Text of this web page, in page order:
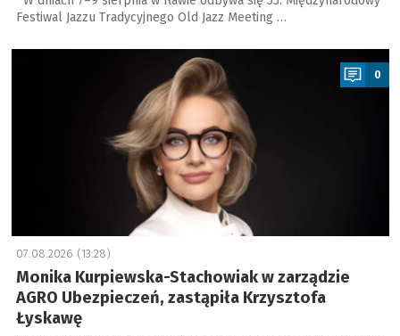
Festiwal Jazzu Tradycyjnego Old Jazz Meeting …
a
0
07.08.2026 (13:28)
Monika Kurpiewska-Stachowiak w zarządzie
AGRO Ubezpieczeń, zastąpiła Krzysztofa
Łyskawę